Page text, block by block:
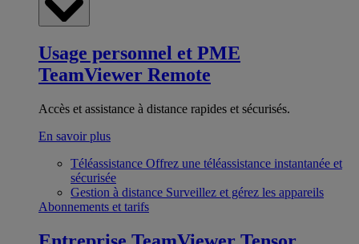
Usage personnel et PME
TeamViewer Remote
Accès et assistance à distance rapides et sécurisés.
En savoir plus
Téléassistance Offrez une téléassistance instantanée et
sécurisée
Gestion à distance Surveillez et gérez les appareils
Abonnements et tarifs